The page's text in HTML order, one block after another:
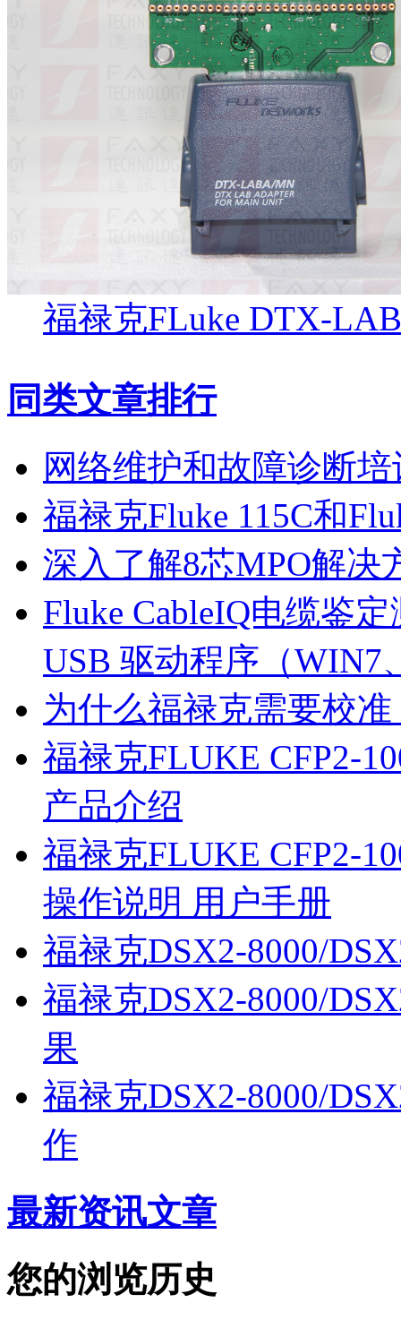
福禄克FLuke DTX-
同类文章排行
网络维护和故障诊断
福禄克Fluke 115C和
深入了解8芯MPO解决
Fluke CableIQ电缆鉴
USB 驱动程序（WIN7
为什么福禄克需要校准
福禄克FLUKE CFP2-
产品介绍
福禄克FLUKE CFP2-
操作说明 用户手册
福禄克DSX2-8000/
福禄克DSX2-8000/
果
福禄克DSX2-8000/
作
最新资讯文章
您的浏览历史